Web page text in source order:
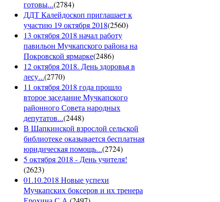
готовы...(2784)
ДДТ Калейдоскоп приглашает к
участию 19 октября 2018(2560)
13 октября 2018 начал работу
павильон Мучкапского района на
Покровской ярмарке(2486)
12 октября 2018. День здоровья в
лесу...(2770)
11 октября 2018 года прошло
второе заседание Мучкапского
районного Совета народных
депутатов...(2448)
В Шапкинской взрослой сельской
библиотеке оказывается бесплатная
юридическая помощь...(2724)
5 октября 2018 - День учителя!
(2623)
01.10.2018 Новые успехи
Мучкапских боксеров и их тренера